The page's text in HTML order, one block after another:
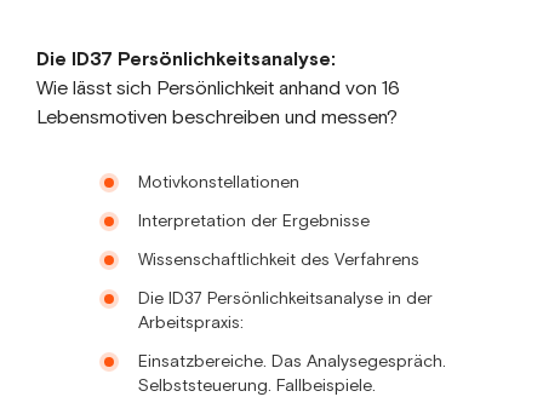
Die ID37 Persönlichkeitsanalyse:
Wie lässt sich Persönlichkeit anhand von 16
Lebensmotiven beschreiben und messen?
Motivkonstellationen
Interpretation der Ergebnisse
Wissenschaftlichkeit des Verfahrens
Die ID37 Persönlichkeitsanalyse in der
Arbeitspraxis:
Einsatzbereiche. Das Analysegespräch.
Selbststeuerung. Fallbeispiele.